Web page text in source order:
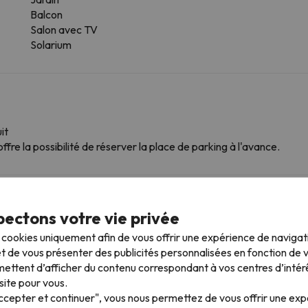
Balcon
Salon avec TV
Solarium
la possibilité de réserver la place de parking à l'avance.
Pour consulter ses conditions, il est indispensable que vous
proches
votre vie privée
cookies uniquement afin de vous offrir une expérience de
de vous présenter des publicités personnalisées en fonction de
d’afficher du contenu correspondant à vos centres
pour vous.
et continuer", vous nous permettez de vous offrir une